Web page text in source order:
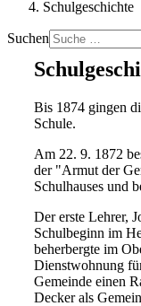
Schulgeschichte
Suchen
Bis 1874 gingen
Schule.
Am 22. 9. 1872
der "Armut der
Schulhauses und
Der erste Lehrer,
Schulbeginn im
beherbergte im
Dienstwohnung
Gemeinde einen
Decker als